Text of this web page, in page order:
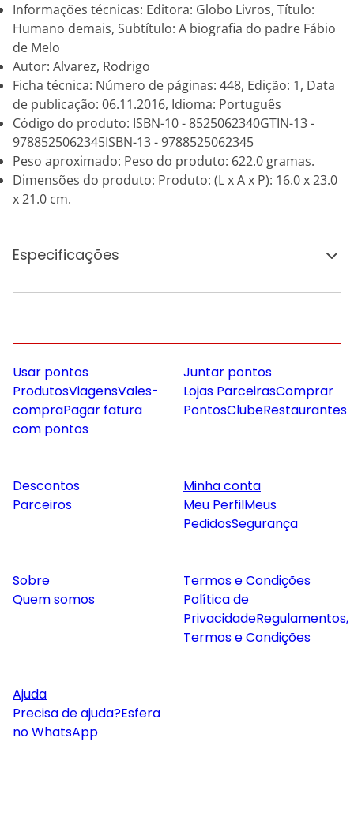
Informações técnicas: Editora: Globo Livros, Título:
Humano demais, Subtítulo: A biografia do padre Fábio
de Melo
Autor: Alvarez, Rodrigo
Ficha técnica: Número de páginas: 448, Edição: 1, Data
de publicação: 06.11.2016, Idioma: Português
Código do produto: ISBN-10 - 8525062340GTIN-13 -
9788525062345ISBN-13 - 9788525062345
Peso aproximado: Peso do produto: 622.0 gramas.
Dimensões do produto: Produto: (L x A x P): 16.0 x 23.0
x 21.0 cm.
Especificações
Usar pontos
ProdutosViagensVales-
compraPagar fatura
com pontos
Juntar pontos
Lojas ParceirasComprar
PontosClubeRestaurantes
Descontos
Parceiros
Minha conta
Meu PerfilMeus
PedidosSegurança
Sobre
Quem somos
Termos e Condições
Política de
PrivacidadeRegulamentos,
Termos e Condições
Ajuda
Precisa de ajuda?Esfera
no WhatsApp